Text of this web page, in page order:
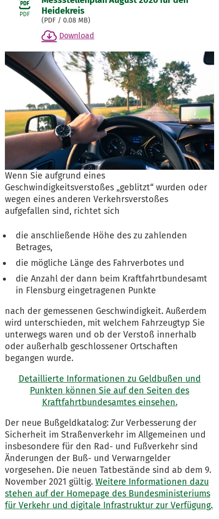
PDF
Heidekreis
(PDF / 0.08 MB)
Download
Wenn Sie aufgrund eines
Geschwindigkeitsverstoßes „geblitzt“ wurden oder
wegen eines anderen Verkehrsverstoßes
aufgefallen sind, richtet sich
die anschließende Höhe des zu zahlenden
Betrages,
die mögliche Länge des Fahrverbotes und
die Anzahl der dann beim Kraftfahrtbundesamt
in Flensburg eingetragenen Punkte
nach der gemessenen Geschwindigkeit. Außerdem
wird unterschieden, mit welchem Fahrzeugtyp Sie
unterwegs waren und ob der Verstoß innerhalb
oder außerhalb geschlossener Ortschaften
begangen wurde.
Detaillierte Informationen zu Geldbußen und
Punkten können Sie auf den Seiten des
Kraftfahrtbundesamtes einsehen.
Der neue Bußgeldkatalog: Zur Verbesserung der
Sicherheit im Straßenverkehr im Allgemeinen und
insbesondere für den Rad- und Fußverkehr sind
Änderungen der Buß- und Verwarngelder
vorgesehen. Die neuen Tatbestände sind ab dem 9.
November 2021 gültig. Weitere Informationen dazu
stehen auf der Homepage des Bundesministeriums
für Verkehr und digitale Infrastruktur zur Verfügung.